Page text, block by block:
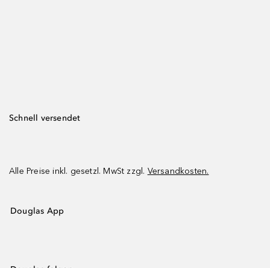
Schnell versendet
Alle Preise inkl. gesetzl. MwSt zzgl. Versandkosten.
Douglas App